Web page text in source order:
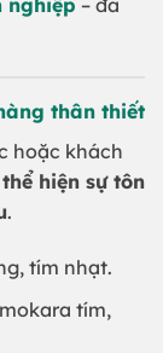
nghiệp – đa
thân thiết
hoặc khách
thể hiện sự tôn
.
tím nhạt.
tím,